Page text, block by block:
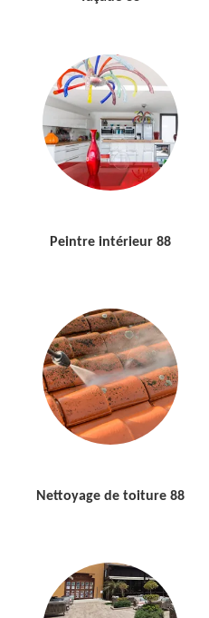
Peintre intérieur 88
Nettoyage de toiture 88